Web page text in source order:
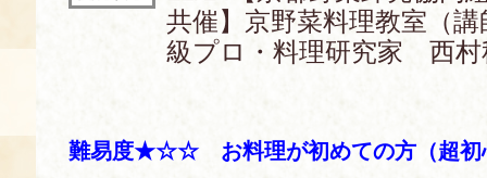
当館について
あじわい館とは
共催】京野菜料理教室（
級プロ・料理研究家 西村
難易度★☆☆ お料理が初めての方（超初